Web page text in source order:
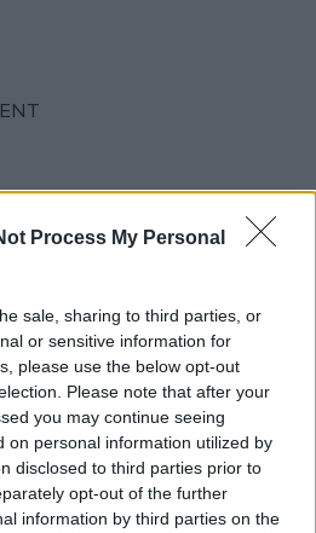
Process My Personal
sale, sharing to third parties, or
or sensitive information for
please use the below opt-out
Please note that after your
you may continue seeing
on personal information utilized by
disclosed to third parties prior to
opt-out of the further
information by third parties on the